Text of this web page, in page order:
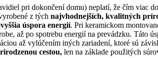
pri dokončení domu) neplatí, že čím viac
z týchnajvhodnejších, kvalitných
úspora energií. Pri keramickom
až po spotrebu energií na prevádzku. Táto
až vylúčením iných zariadení, ktoré sú
cestou, len na základe použitých